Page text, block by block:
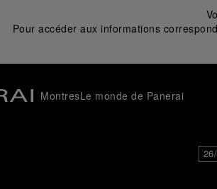
Pour accéder aux informations
MontresLe monde de Panerai